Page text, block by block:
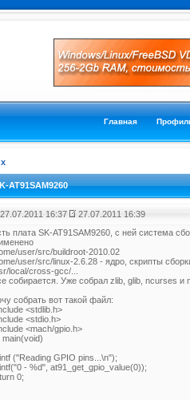
Главная
AT91SAM9260
27.07.2011 16:37 27.07.2011 16:39
плата SK-AT91SAM9260, с ней система
user/src/buildroot-2010.02
user/src/linux-2.6.28 - ядро, скрипты
local/cross-gcc/...
собирается. Уже собрал zlib, glib, ncurses и
собрать вот такой файл:
<stdlib.h>
<stdio.h>
<mach/gpio.h>
main(void)
("Reading GPIO pins...\n");
- %d", at91_get_gpio_value(0));
0;